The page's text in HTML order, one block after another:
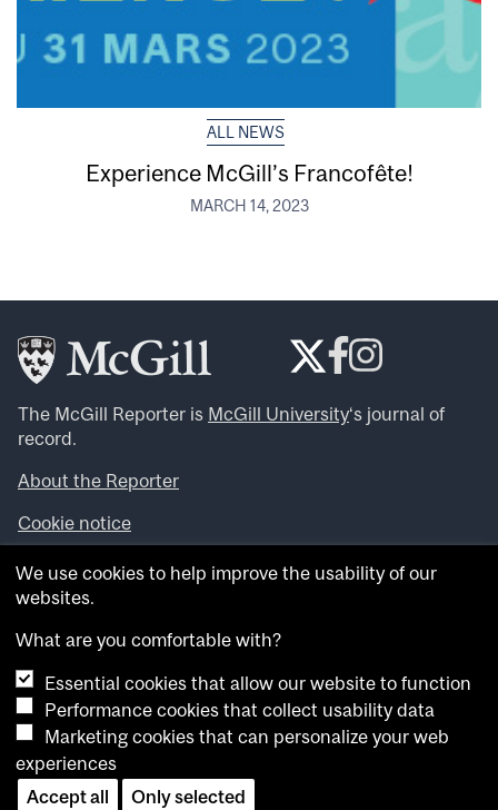
ALL NEWS
Experience McGill’s Francofête!
MARCH 14, 2023
The McGill Reporter is McGill University‘s journal of
record.
About the Reporter
Cookie notice
Looking for more news, videos and expert opinions? Try
theMcGill Newsroom .
archives.
Want to contribute an item to what’snew@mcgill?
Submit your item through our online form
Have an idea for a Reporter article? Email us at
whatsnew.cer@mcgill.ca.
We use cookies to help improve the usability of our
websites.
What are you comfortable with?
Essential cookies that allow our website to function
Performance cookies that collect usability data
Marketing cookies that can personalize your web
experiences
Accept all
Only selected